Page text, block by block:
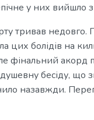
у них вийшло
тривав недовго.
цих болідів на
фінальний акорд
бесіду, що
назавжди.